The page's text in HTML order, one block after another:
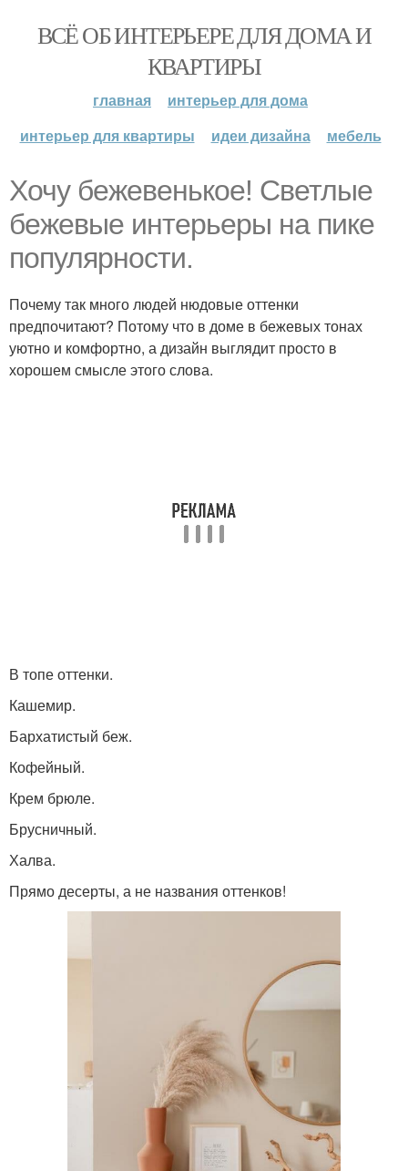
ВСЁ ОБ ИНТЕРЬЕРЕ ДЛЯ ДОМА И
КВАРТИРЫ
главная
интерьер для дома
интерьер для квартиры
идеи дизайна мебель
Хочу бежевенькое! Светлые
бежевые интерьеры на пике
популярности.
Почему так много людей нюдовые оттенки
предпочитают? Потому что в доме в бежевых тонах
уютно и комфортно, а дизайн выглядит просто в
хорошем смысле этого слова.
В топе оттенки.
Кашемир.
Бархатистый беж.
Кофейный.
Крем брюле.
Брусничный.
Халва.
Прямо десерты, а не названия оттенков!